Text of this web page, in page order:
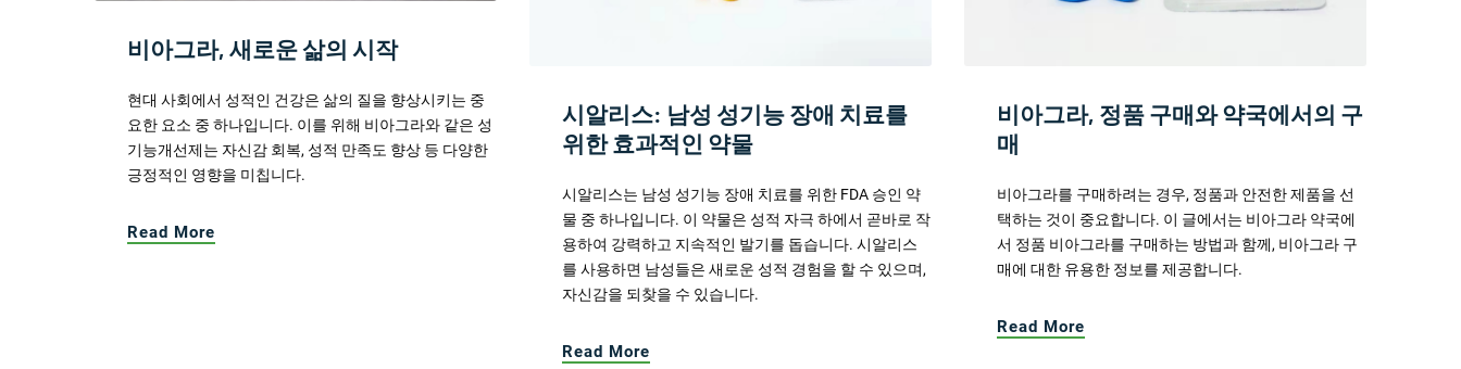
비아그라, 새로운 삶의 시작
현대 사회에서 성적인 건강은 삶의 질을 향상시키는 중
요한 요소 중 하나입니다. 이를 위해 비아그라와 같은 성
기능개선제는 자신감 회복, 성적 만족도 향상 등 다양한
긍정적인 영향을 미칩니다.
Read More
시알리스: 남성 성기능 장애 치료를
위한 효과적인 약물
시알리스는 남성 성기능 장애 치료를 위한 FDA 승인 약
물 중 하나입니다. 이 약물은 성적 자극 하에서 곧바로 작
용하여 강력하고 지속적인 발기를 돕습니다. 시알리스
를 사용하면 남성들은 새로운 성적 경험을 할 수 있으며,
자신감을 되찾을 수 있습니다.
Read More
비아그라, 정품 구매와 약국에서의 구
매
비아그라를 구매하려는 경우, 정품과 안전한 제품을 선
택하는 것이 중요합니다. 이 글에서는 비아그라 약국에
서 정품 비아그라를 구매하는 방법과 함께, 비아그라 구
매에 대한 유용한 정보를 제공합니다.
Read More